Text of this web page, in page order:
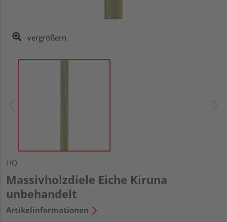
vergrößern
HQ
Massivholzdiele Eiche Kiruna
unbehandelt
Artikelinformationen